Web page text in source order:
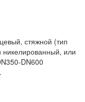
стяжной (тип
никелированный, или
DN600